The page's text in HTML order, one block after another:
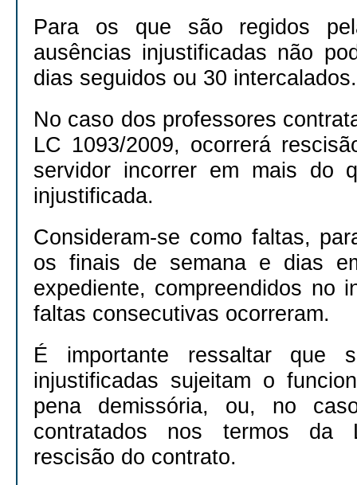
Para os que são regidos
ausências injustificadas não
dias seguidos ou 30 intercalados.
No caso dos professores
LC 1093/2009, ocorrerá
servidor incorrer em mais do
injustificada.
Consideram-se como faltas,
os finais de semana e dias
expediente, compreendidos no
faltas consecutivas ocorreram.
É importante ressaltar que
injustificadas sujeitam o
pena demissória, ou, no
contratados nos termos da
rescisão do contrato.